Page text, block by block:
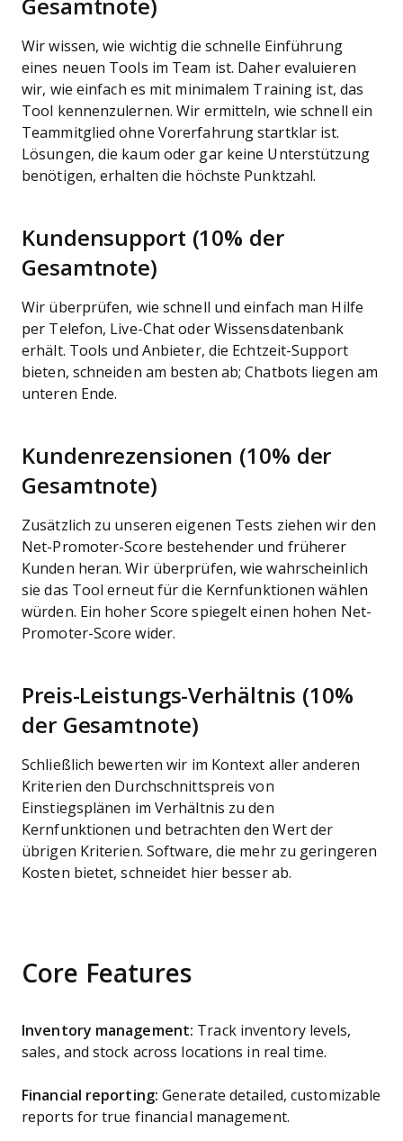
Gesamtnote)
Wir wissen, wie wichtig die schnelle Einführung
eines neuen Tools im Team ist. Daher evaluieren
wir, wie einfach es mit minimalem Training ist, das
Tool kennenzulernen. Wir ermitteln, wie schnell ein
Teammitglied ohne Vorerfahrung startklar ist.
Lösungen, die kaum oder gar keine Unterstützung
benötigen, erhalten die höchste Punktzahl.
Kundensupport (10% der
Gesamtnote)
Wir überprüfen, wie schnell und einfach man Hilfe
per Telefon, Live-Chat oder Wissensdatenbank
erhält. Tools und Anbieter, die Echtzeit-Support
bieten, schneiden am besten ab; Chatbots liegen am
unteren Ende.
Kundenrezensionen (10% der
Gesamtnote)
Zusätzlich zu unseren eigenen Tests ziehen wir den
Net-Promoter-Score bestehender und früherer
Kunden heran. Wir überprüfen, wie wahrscheinlich
sie das Tool erneut für die Kernfunktionen wählen
würden. Ein hoher Score spiegelt einen hohen Net-
Promoter-Score wider.
Preis-Leistungs-Verhältnis (10%
der Gesamtnote)
Schließlich bewerten wir im Kontext aller anderen
Kriterien den Durchschnittspreis von
Einstiegsplänen im Verhältnis zu den
Kernfunktionen und betrachten den Wert der
übrigen Kriterien. Software, die mehr zu geringeren
Kosten bietet, schneidet hier besser ab.
Core Features
Inventory management: Track inventory levels,
sales, and stock across locations in real time.
Financial reporting: Generate detailed, customizable
reports for true financial management.